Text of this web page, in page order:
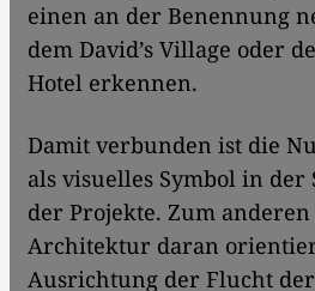
einen an der Benennung
dem David’s Village oder
Hotel erkennen.
Damit verbunden ist die
als visuelles Symbol in der
der Projekte. Zum
Architektur daran
Ausrichtung der Flucht der